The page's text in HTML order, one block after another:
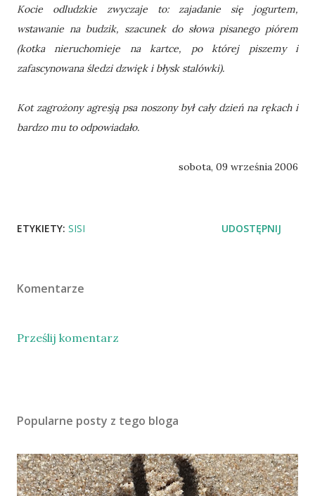
Kocie odludzkie zwyczaje to: zajadanie się jogurtem,
wstawanie na budzik, szacunek do słowa pisanego piórem
(kotka nieruchomieje na kartce, po której piszemy i
zafascynowana śledzi dzwięk i błysk stalówki).
Kot zagrożony agresją psa noszony był cały dzień na rękach i
bardzo mu to odpowiadało.
sobota, 09 września 2006
ETYKIETY: SISI UDOSTĘPNIJ
Komentarze
Prześlij komentarz
Popularne posty z tego bloga